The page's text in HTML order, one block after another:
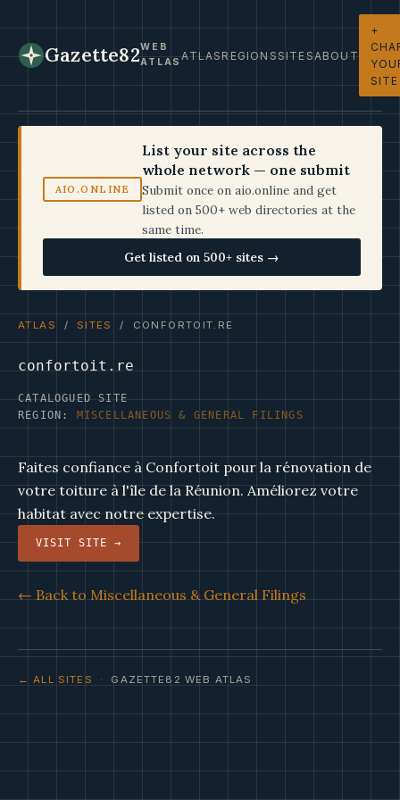
Gazette82WEB
ATLASATLASREGIONSSITESABOUT
+
SITE
AIO.ONLINE
List your site across the
whole network — one submit
Submit once on aio.online and get
listed on 500+ web directories at the
same time.
Get listed on 500+ sites →
ATLAS / SITES / CONFORTOIT.RE
confortoit.re
CATALOGUED SITE
REGION: MISCELLANEOUS & GENERAL FILINGS
Faites confiance à Confortoit pour la rénovation de
votre toiture à l'île de la Réunion. Améliorez votre
habitat avec notre expertise.
VISIT SITE →
← Back to Miscellaneous & General Filings
← ALL SITES · GAZETTE82 WEB ATLAS